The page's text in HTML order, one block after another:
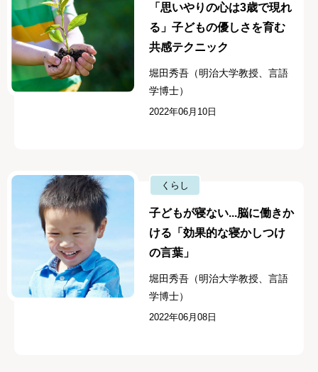
「思いやりの心は3歳で現れ
る」子どもの優しさを育む
共感テクニック
堀田秀吾（明治大学教授、言語
学博士）
2022年06月10日
くらし
子どもが寝ない...脳に働きか
ける「効果的な寝かしつけ
の言葉」
堀田秀吾（明治大学教授、言語
学博士）
2022年06月08日